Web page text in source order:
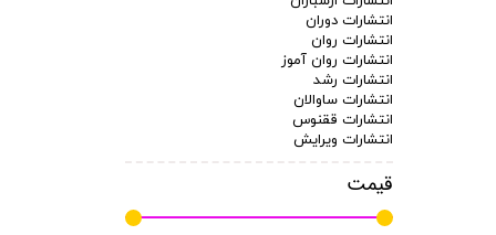
انتشارات دوران
انتشارات روان
انتشارات روان آموز
انتشارات رشد
انتشارات ساوالان
انتشارات ققنوس
انتشارات ویرایش
قیمت